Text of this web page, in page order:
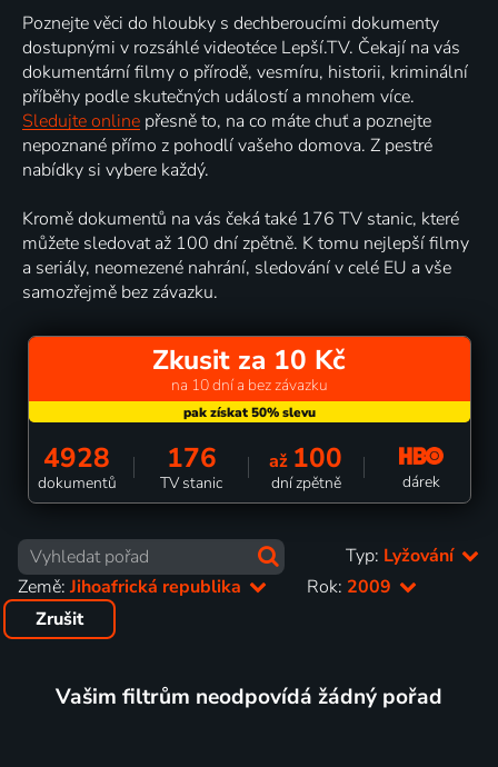
Poznejte věci do hloubky s dechberoucími dokumenty
dostupnými v rozsáhlé videotéce Lepší.TV. Čekají na vás
dokumentární filmy o přírodě, vesmíru, historii, kriminální
příběhy podle skutečných událostí a mnohem více.
Sledujte online přesně to, na co máte chuť a poznejte
nepoznané přímo z pohodlí vašeho domova. Z pestré
nabídky si vybere každý.
Kromě dokumentů na vás čeká také 176 TV stanic, které
můžete sledovat až 100 dní zpětně. K tomu nejlepší filmy
a seriály, neomezené nahrání, sledování v celé EU a vše
samozřejmě bez závazku.
Zkusit za 10 Kč
na 10 dní a bez závazku
4928
dokumentů
176
TV stanic
až 100
dní zpětně dárek
Typ: Lyžování
Země: Jihoafrická republika Rok: 2009
Zrušit
Vašim filtrům neodpovídá žádný pořad